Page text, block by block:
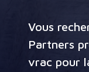
Vous
Partners
vrac pour